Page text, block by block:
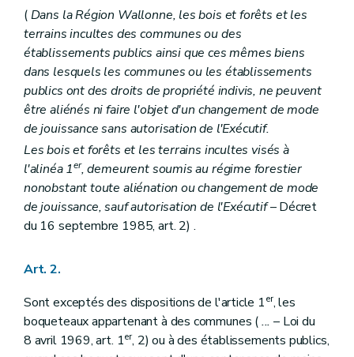
Art. 48
Art. 49
Art. 50
Titre VI Des exploitations
Section 1 Dispositions générales
Art. 51
Art. 52
Art. 53
Art. 54
Art. 55
Art. 56
Art. 57
Art. 58
Art. 59
Art. 60
Art. 61
Art. 65
Art. 66
Art. 67
Art. 68
(Dans la Région Wallonne, les bois et forêts et les
terrains incultes des communes ou des
établissements publics ainsi que ces mêmes biens
dans lesquels les communes ou les établissements
publics ont des droits de propriété indivis, ne peuvent
être aliénés ni faire l'objet d'un changement de mode
de jouissance sans autorisation de l'Exécutif.
Les bois et forêts et les terrains incultes visés à
l'alinéa 1er, demeurent soumis au régime forestier
nonobstant toute aliénation ou changement de mode
de jouissance, sauf autorisation de l'Exécutif– Décret
du 16 septembre 1985, art. 2) .
Art. 2.
Sont exceptés des dispositions de l'article 1er, les
boqueteaux appartenant à des communes (... – Loi du
8 avril 1969, art. 1er, 2) ou à des établissements publics,